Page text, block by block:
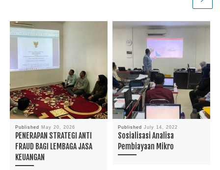
Published May 20, 2026
PENERAPAN STRATEGI ANTI
FRAUD BAGI LEMBAGA JASA
KEUANGAN
Published July 14, 2022
Sosialisasi Analisa
Pembiayaan Mikro